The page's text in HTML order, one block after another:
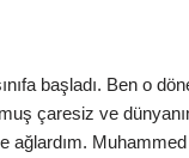
başladı. Ben o
çaresiz ve
ağlardım. Muhammed